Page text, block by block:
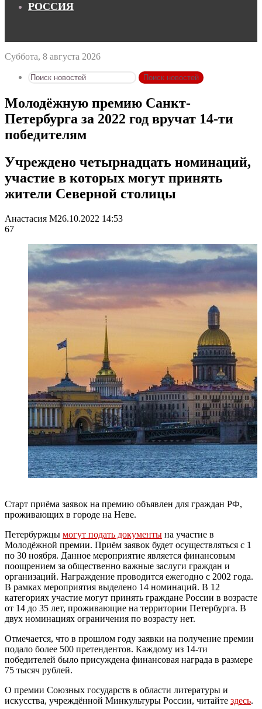
РОССИЯ
Суббота, 8 августа 2026
Поиск новостей
Молодёжную премию Санкт-
Петербурга за 2022 год вручат 14-ти
победителям
Учреждено четырнадцать номинаций,
участие в которых могут принять
жители Северной столицы
Анастасия М26.10.2022 14:53
67
Старт приёма заявок на премию объявлен для граждан РФ,
проживающих в городе на Неве.
Петербуржцы могут подать документы на участие в
Молодёжной премии. Приём заявок будет осуществляться с 1
по 30 ноября. Данное мероприятие является финансовым
поощрением за общественно важные заслуги граждан и
организаций. Награждение проводится ежегодно с 2002 года.
В рамках мероприятия выделено 14 номинаций. В 12
категориях участие могут принять граждане России в возрасте
от 14 до 35 лет, проживающие на территории Петербурга. В
двух номинациях ограничения по возрасту нет.
Отмечается, что в прошлом году заявки на получение премии
подало более 500 претендентов. Каждому из 14-ти
победителей было присуждена финансовая награда в размере
75 тысяч рублей.
О премии Союзных государств в области литературы и
искусства, учреждённой Минкультуры России, читайте здесь.